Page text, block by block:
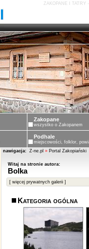
ZAKOPANE I TATRY
Zakopane
wszystko o Zakopanem
Podhale
miejscowości, folklor,
nawigacja: Z-ne.pl » Portal Zakopiański
Witaj na stronie autora:
Bolka
[ więcej prywatnych galerii ]
Kategoria ogólna